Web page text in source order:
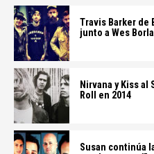
Travis Barker de
junto a Wes
Nirvana y Kiss al
Roll en 2014
Susan continúa